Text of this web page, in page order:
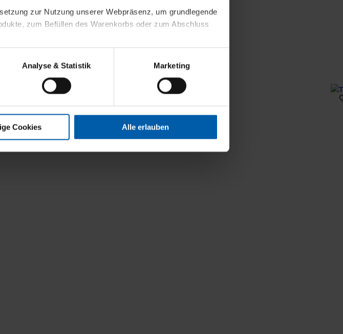
zur Nutzung unserer Webpräsenz, um grundlegende
zum Befüllen des Warenkorbs oder zum Abschluss
aufgrund Ihres Nutzerverhaltens und Ihres Profils
und Optimierung unserer Webpräsenz speichern wir
Form an Dritte wie etwa unsere
Technologien für Ihr personalisiertes Einkaufserlebnis
die Arten der Cookies selbst festlegen, die Sie erlauben
Analyse & Statistik Marketing
Cookies Alle erlauben